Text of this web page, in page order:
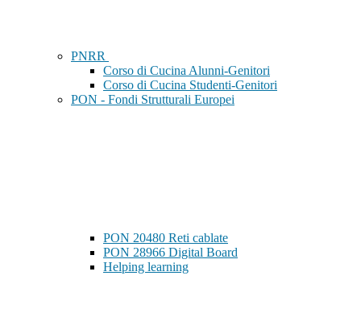
PNRR
Corso di Cucina Alunni-Genitori
Corso di Cucina Studenti-Genitori
PON - Fondi Strutturali Europei
PON 20480 Reti cablate
PON 28966 Digital Board
Helping learning